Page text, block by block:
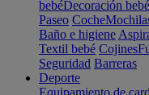
bebéDecoración bebé
Paseo Coche
Baño e higiene
Textil bebé Cojines
Seguridad Barreras
Deporte
Equipamiento de